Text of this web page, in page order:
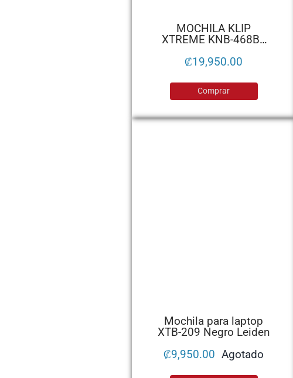
MOCHILA KLIP
XTREME KNB-468BL
₡19,950.00
Comprar
Mochila para laptop
XTB-209 Negro Leiden
₡9,950.00 Agotado